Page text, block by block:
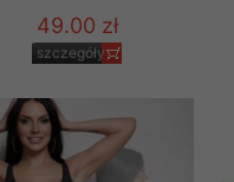
49.00 zł
szczegóły